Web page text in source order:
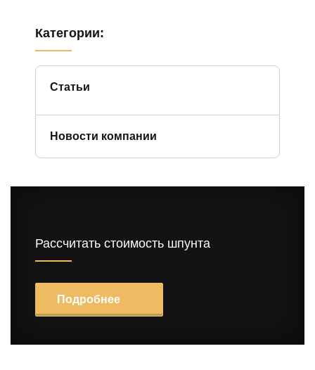
Категории:
Статьи
Новости компании
Рассчитать стоимость шпунта
Подробнее